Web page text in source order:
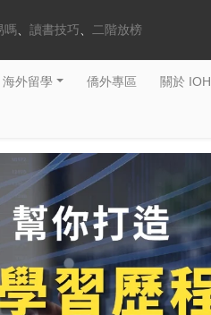
嗎 讀書技巧 二階放榜
海外留學 僑外專區 關於 IOH